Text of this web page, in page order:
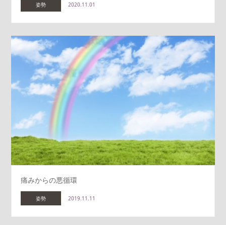
姿勢 2020.11.01
痛みからの悪循環
姿勢 2019.11.11